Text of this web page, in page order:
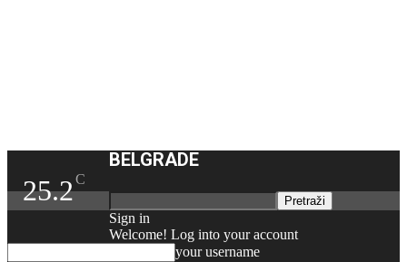
25.2C
BELGRADE
Sign in
Welcome! Log into your account
your username